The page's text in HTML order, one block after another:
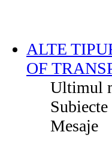
ALTE
OF
Ultimul
Subiecte
Mesaje